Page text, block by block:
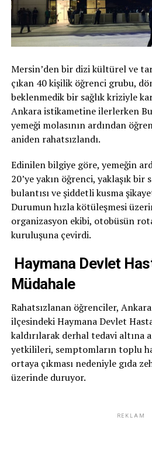
Mersin’den bir dizi kültürel ve
çıkan 40 kişilik öğrenci grubu,
beklenmedik bir sağlık kriziyle
Ankara istikametine ilerlerken
yemeği molasının ardından
aniden rahatsızlandı.
Edinilen bilgiye göre, yemeğin
20’ye yakın öğrenci, yaklaşık bir
bulantısı ve şiddetli kusma
Durumun hızla kötüleşmesi
organizasyon ekibi, otobüsün
kuruluşuna çevirdi.
Haymana Devlet
Müdahale
Rahatsızlanan öğrenciler,
ilçesindeki Haymana Devlet
kaldırılarak derhal tedavi altına
yetkilileri, semptomların toplu
ortaya çıkması nedeniyle gıda
üzerinde duruyor.
REKLAM